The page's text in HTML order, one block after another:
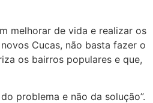
melhorar de vida e realizar os
Cucas, não basta fazer o
os bairros populares e que,
problema e não da solução”.